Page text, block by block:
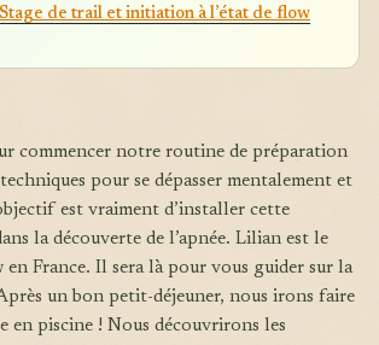
Stage de trail et initiation à l’état de flow
pour se dépasser mentalement et
est vraiment d’installer cette
la découverte de l’apnée. Lilian est le
en France. Il sera là pour vous guider sur la
un bon petit-déjeuner, nous irons faire
en piscine ! Nous découvrirons les